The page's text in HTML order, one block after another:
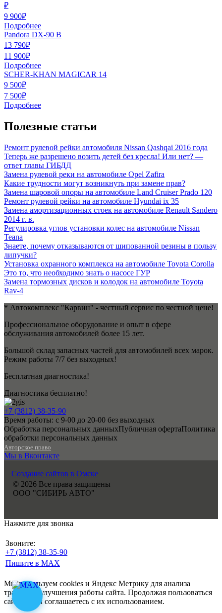
₽
9 900₽
Подробнее
Pandora DX-90 B
13 790₽
11 900₽
Подробнее
SCHER-KHAN MAGICAR 14
9 500₽
7 500₽
Подробнее
Полезные статьи
Ремонт рулевой рейки автомобиля Nissan Qashqai 2016 года
Теперь же разрешено возить детей без кресла! Или нет? —
ответ главы ГИБДД
Замена рулевой реки на автомобиле Opel Zafira
Какие трудности могут возникнуть при замене прав?
Замена шаровой опоры на автомобиле Land Cruiser Prado 120
Ремонт рулевой рейки на автомобиле Hyundai ix 35
Замена амортизационных стоек на автомобиле Renault Sandero
2014 г. в.
Регулировка углов установки колес на автомобиле Nissan
Teana
Знаете, почему отказываются от шипованной резины в пользу
липучки?
Установка охранного комплекса на автомобиле Toyota Corolla
Это то, что необходимо знать о насосе ГУР
Замена тормозных дисков и колодок на автомобиле Toyota
Rav-4
* Автокомплекс "Карвин" - честный сервис по честной цене!
Профессиональное оборудование и опыт в сфере
обслуживания автомобилей более 15 лет.
Большой склад запасных частей для автомобилей всех марок.
Режим работы 7/7 без выходных!
Бесплатная диагностика!
Диагностика бесплатно!
+7 (3812) 38-35-90
Время работы: с 9-00 до 20-00 без выходных
Обработка персональных данныхПубличная офертаПолитика
обработки персональных данных
Авторское право
Мы в Вконтакте
Создание сайтов в Омске
© 2026 Все права защищены
ООО "СИБИРЬ АВТО"
Нажмите для звонка
Звоните:
+7 (3812) 38-35-90
Пишите в MAX
Мы используем cookies и Яндекс Метрику для анализа
трафика и улучшения работы сайта. Продолжая пользоваться
сайтом, Вы соглашаетесь с их использованием.